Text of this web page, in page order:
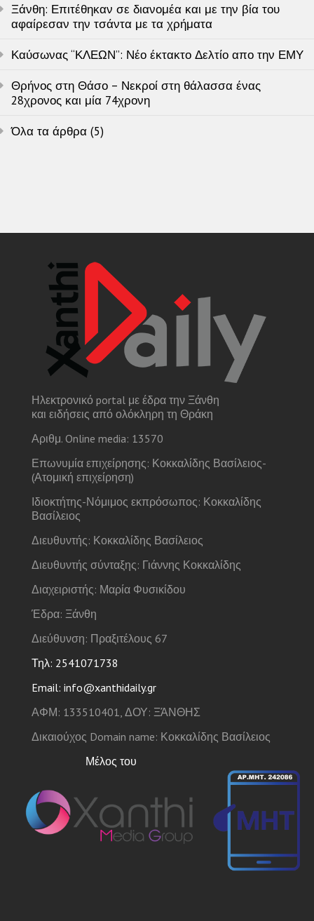
Ξάνθη: Επιτέθηκαν σε διανομέα και με την βία του
αφαίρεσαν την τσάντα με τα χρήματα
Καύσωνας “ΚΛΕΩΝ”: Νέο έκτακτο Δελτίο απο την ΕΜΥ
Θρήνος στη Θάσο – Νεκροί στη θάλασσα ένας
28χρονος και μία 74χρονη
Όλα τα άρθρα (5)
Ηλεκτρονικό portal με έδρα την Ξάνθη
και ειδήσεις από ολόκληρη τη Θράκη
Αριθμ. Online media: 13570
Επωνυμία επιχείρησης: Κοκκαλίδης Βασίλειος-
(Ατομική επιχείρηση)
Ιδιοκτήτης-Νόμιμος εκπρόσωπος: Κοκκαλίδης
Βασίλειος
Διευθυντής: Κοκκαλίδης Βασίλειος
Διευθυντής σύνταξης: Γιάννης Κοκκαλίδης
Διαχειριστής: Μαρία Φυσικίδου
Έδρα: Ξάνθη
Διεύθυνση: Πραξιτέλους 67
Τηλ: 2541071738
Email: info@xanthidaily.gr
ΑΦΜ: 133510401, ΔΟΥ: ΞΆΝΘΗΣ
Δικαιούχος Domain name: Κοκκαλίδης Βασίλειος
Μέλος του